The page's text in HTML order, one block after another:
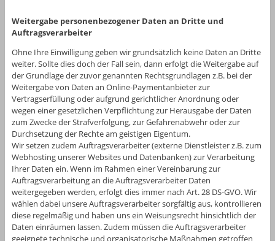
Weitergabe personenbezogener Daten an Dritte und
Auftragsverarbeiter
Ohne Ihre Einwilligung geben wir grundsätzlich keine Daten an Dritte
weiter. Sollte dies doch der Fall sein, dann erfolgt die Weitergabe auf
der Grundlage der zuvor genannten Rechtsgrundlagen z.B. bei der
Weitergabe von Daten an Online-Paymentanbieter zur
Vertragserfüllung oder aufgrund gerichtlicher Anordnung oder
wegen einer gesetzlichen Verpflichtung zur Herausgabe der Daten
zum Zwecke der Strafverfolgung, zur Gefahrenabwehr oder zur
Durchsetzung der Rechte am geistigen Eigentum.
Wir setzen zudem Auftragsverarbeiter (externe Dienstleister z.B. zum
Webhosting unserer Websites und Datenbanken) zur Verarbeitung
Ihrer Daten ein. Wenn im Rahmen einer Vereinbarung zur
Auftragsverarbeitung an die Auftragsverarbeiter Daten
weitergegeben werden, erfolgt dies immer nach Art. 28 DS-GVO. Wir
wählen dabei unsere Auftragsverarbeiter sorgfältig aus, kontrollieren
diese regelmäßig und haben uns ein Weisungsrecht hinsichtlich der
Daten einräumen lassen. Zudem müssen die Auftragsverarbeiter
geeignete technische und organisatorische Maßnahmen getroffen